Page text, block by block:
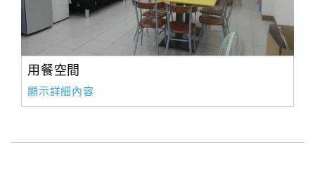
用餐空間
顯示詳細內容